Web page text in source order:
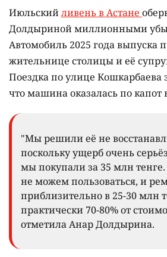
Июльскийливень в Астане
Долдыриной миллионными
Автомобиль 2025 года выпуска
жительнице столицы и её
Поездка по улице Кошкарбаева
что машина оказалась по капот
"Мы решили её не
поскольку ущерб очень
мы покупали за 35 млн
не можем пользоваться, и
приблизительно в 25-30 млн
практически 70-80% от
отметила Анар Долдырина.